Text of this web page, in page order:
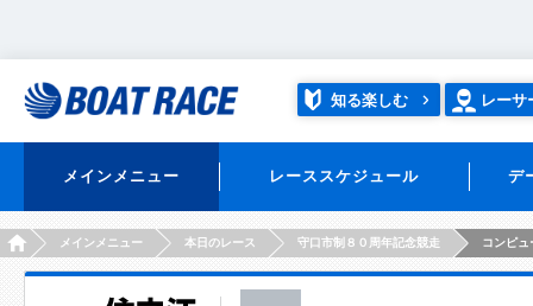
知る楽しむ レーサ
メインメニュー レーススケジュール デ
HOMEメインメニュー 本日のレース 守口市制８０周年記念競走 コンピュ